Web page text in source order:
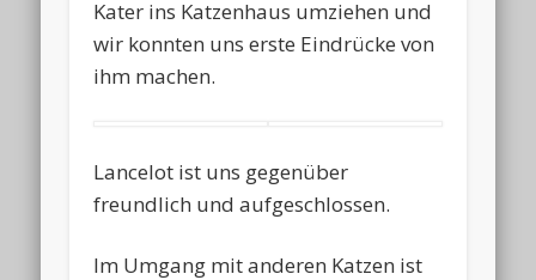
Kater ins Katzenhaus umziehen und
wir konnten uns erste Eindrücke von
ihm machen.
Lancelot ist uns gegenüber
freundlich und aufgeschlossen.
Im Umgang mit anderen Katzen ist